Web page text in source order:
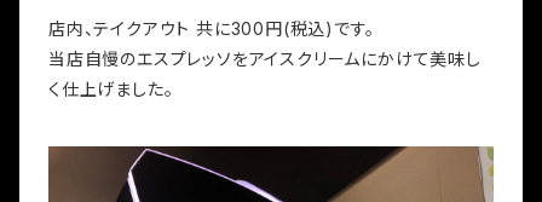
店内、テイクアウト 共に300円(税込)です。
当店自慢のエスプレッソをアイスクリームにかけて美味し
く仕上げました。